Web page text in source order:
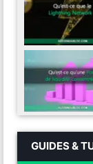
GUIDES &